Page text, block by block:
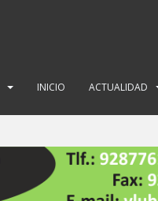
INICIO ACTUALIDAD